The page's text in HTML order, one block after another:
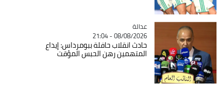
Catégorie
عدالة
08/08/2026 - 21:04
حادث انقلاب حافلة ببومرداس: إيداع
المتهمين رهن الحبس المؤقت